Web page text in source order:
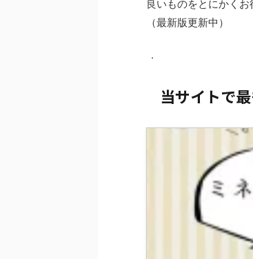
良いものをとにかくお
（最新版更新中）
.
当サイトで